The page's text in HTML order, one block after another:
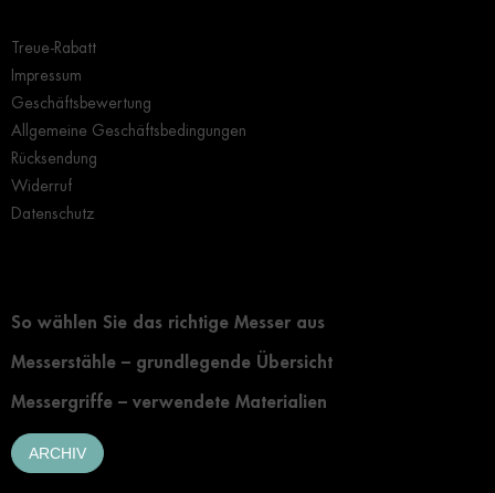
Treue-Rabatt
Impressum
Geschäftsbewertung
Allgemeine Geschäftsbedingungen
Rücksendung
Widerruf
Datenschutz
So wählen Sie das richtige Messer aus
Messerstähle – grundlegende Übersicht
Messergriffe – verwendete Materialien
ARCHIV